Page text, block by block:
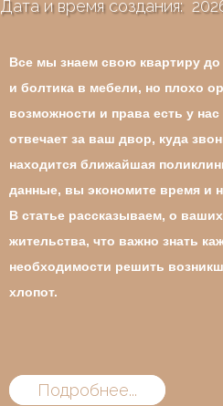
Дата и время создания:
Все мы знаем свою квартиру
и болтика в мебели, но плохо
возможности и права есть у
отвечает за ваш двор, куда
находится ближайшая
данные, вы экономите время и
В статье рассказываем, о
жительства, что важно знать
необходимости решить
хлопот.
Подробнее...